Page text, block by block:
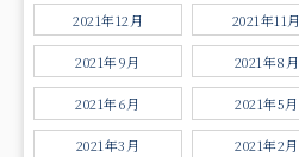
2021年12月 2021年11月
2021年9月 2021年8月
2021年6月 2021年5月
2021年3月 2021年2月